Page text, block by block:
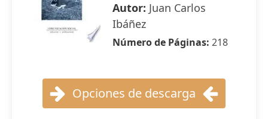
Autor: Juan Carlos
Ibáñez
Número de Páginas: 218
Opciones de descarga